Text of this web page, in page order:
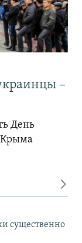
–
День
Крыма
существенно